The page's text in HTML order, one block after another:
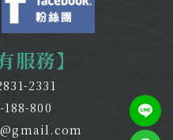
服務】
2331
188-800